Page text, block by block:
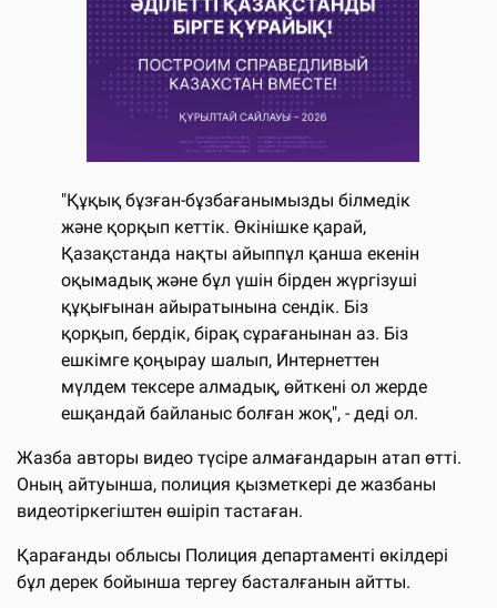
"Құқық бұзған-бұзбағанымызды білмедік
және қорқып кеттік. Өкінішке қарай,
Қазақстанда нақты айыппұл қанша екенін
оқымадық және бұл үшін бірден жүргізуші
құқығынан айыратынына сендік. Біз
қорқып, бердік, бірақ сұрағанынан аз. Біз
ешкімге қоңырау шалып, Интернеттен
мүлдем тексере алмадық, өйткені ол жерде
ешқандай байланыс болған жоқ", - деді ол.
Жазба авторы видео түсіре алмағандарын атап өтті.
Оның айтуынша, полиция қызметкері де жазбаны
видеотіркегіштен өшіріп тастаған.
Қарағанды облысы Полиция департаменті өкілдері
бұл дерек бойынша тергеу басталғанын айтты.